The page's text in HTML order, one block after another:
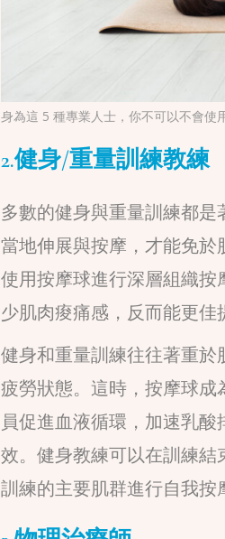
身為這 5 種專業人士，你不可以不會使
2.健身/重量訓練教練
多數的健身與重量訓練都
當地伸展與按摩，才能免於
使用按摩球進行深層組織
少肌肉痠痛感，反而能更佳
健身和重量訓練往往著重
疲勞狀態。這時，按摩球
員促進血液循環，加速乳
效。健身教練可以在訓練
訓練的主要肌群進行自我按